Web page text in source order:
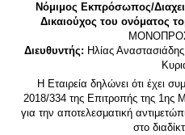
Νόμιμος Εκπρόσωπος/
Δικαιούχος του ονόματος
Διευθυντής: Ηλίας
Η Εταιρεία δηλώνει ότι έχει
2018/334 της Επιτροπής της 1ης
για την αποτελεσματική
στο